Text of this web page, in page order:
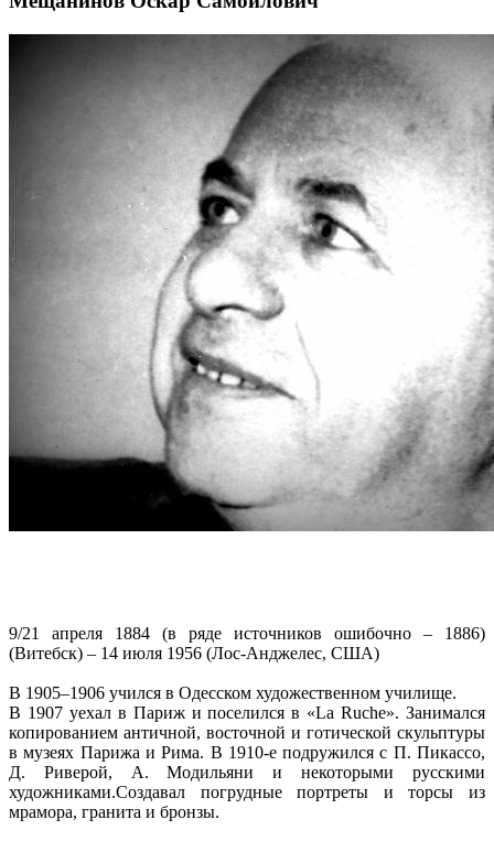
9/21 апреля 1884 (в ряде источников ошибочно – 1886)
(Витебск) – 14 июля 1956 (Лос-Анджелес, США)
В 1905–1906 учился в Одесском художественном училище.
В 1907 уехал в Париж и поселился в «La Ruche». Занимался
копированием античной, восточной и готической скульптуры
в музеях Парижа и Рима. В 1910-е подружился с П. Пикассо,
Д. Риверой, А. Модильяни и некоторыми русскими
художниками.Создавал погрудные портреты и торсы из
мрамора, гранита и бронзы.